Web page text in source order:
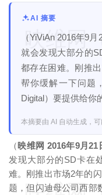
AI 摘要
（YiViAn 2016年9
就会发现大部分的
都存在困难。刚推
帮你缓解一下问题
Digital）要提供给你
本摘要由 AI 自动生成，可
（映维网 2016年9月21
发现大部分的SD卡在
难。刚推出市场2年的
题，但闪迪母公司西部
映维网